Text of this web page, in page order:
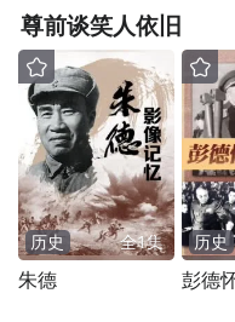
尊前谈笑人依旧
历史 全1集
朱德
历史
彭德